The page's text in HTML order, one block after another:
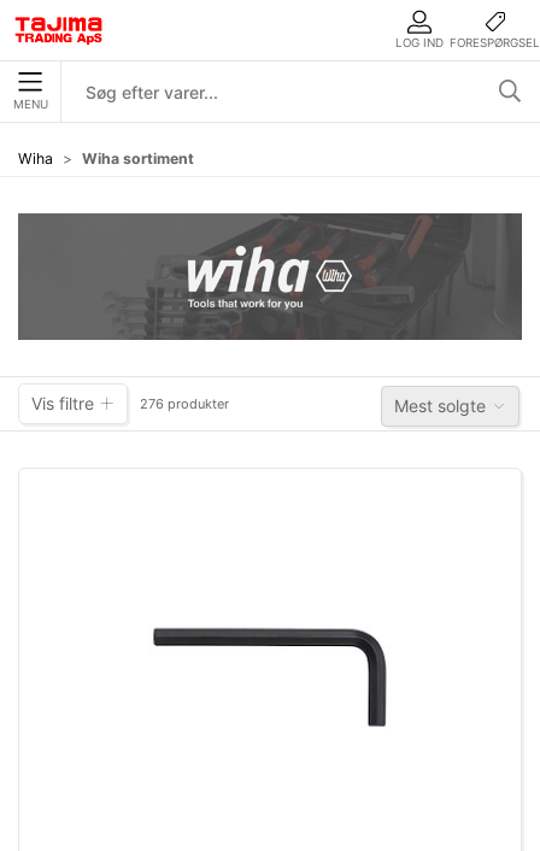
LOG IND FORESPØRGSEL
MENU
Wiha Wiha sortiment
Vis filtre 276 produkter Mest solgte